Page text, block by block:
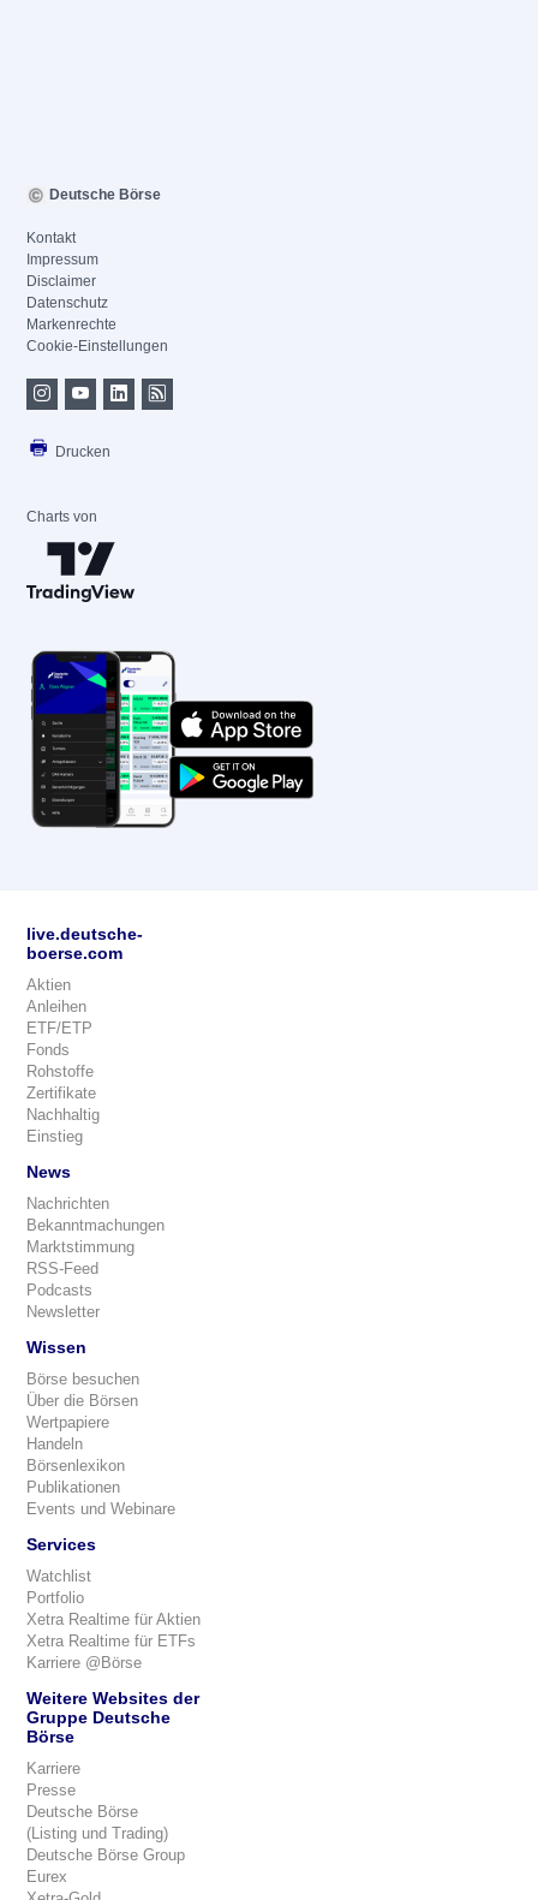
Deutsche Börse
Kontakt
Impressum
Disclaimer
Datenschutz
Markenrechte
Cookie-Einstellungen
Drucken
Charts von
live.deutsche-
boerse.com
Aktien
Anleihen
ETF/ETP
Fonds
Rohstoffe
Zertifikate
Nachhaltig
Einstieg
News
Nachrichten
Bekanntmachungen
Marktstimmung
RSS-Feed
Podcasts
Newsletter
Wissen
Börse besuchen
Über die Börsen
Wertpapiere
Handeln
Börsenlexikon
Publikationen
Events und Webinare
Services
Watchlist
Portfolio
Xetra Realtime für Aktien
Xetra Realtime für ETFs
Karriere @Börse
Weitere Websites der
Gruppe Deutsche
Börse
Karriere
Presse
Deutsche Börse
(Listing und Trading)
Deutsche Börse Group
Eurex